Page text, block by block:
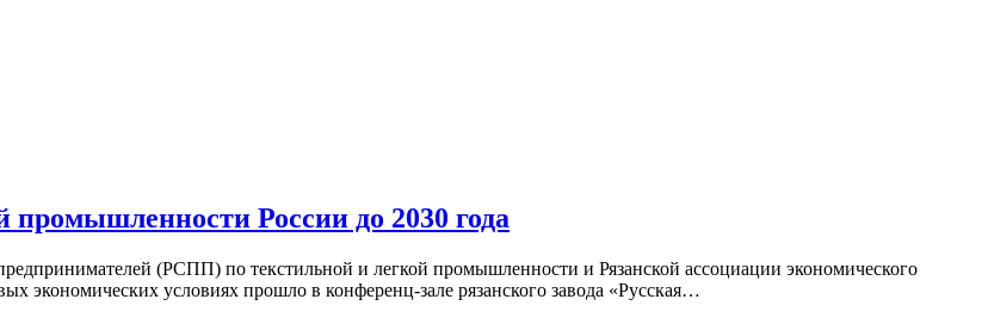
промышленности России до 2030 года
(РСПП) по текстильной и легкой промышленности и Рязанской ассоциации экономического
экономических условиях прошло в конференц-зале рязанского завода «Русская…